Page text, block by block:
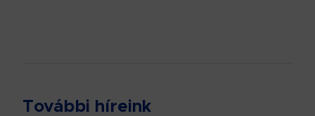
További híreink